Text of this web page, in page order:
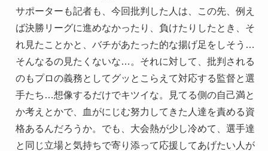
サポーターも記者も、今回批判した人は、この先、例え
ば決勝リーグに進めなかったり、負けたりしたとき、そ
れ見たことかと、バチがあたった的な揚げ足をしそう…
そんなるの見たくないな…。それに対して、批判される
のもプロの義務としてグッとこらえて対応する監督と選
手たち…想像するだけでキツイな。見てる側の自己満と
か考えとかで、血がにじむ努力してきた人達を責める資
格あるんだろうか。でも、大会熱が少し冷めて、選手達
と同じ立場と気持ちで寄り添って応援してあげたい人が